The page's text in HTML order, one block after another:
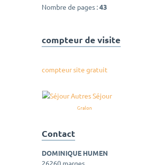
Nombre de pages :43
compteur de visite
compteur site gratuit
Gralon
Contact
DOMINIQUE HUMEN
26260 marges